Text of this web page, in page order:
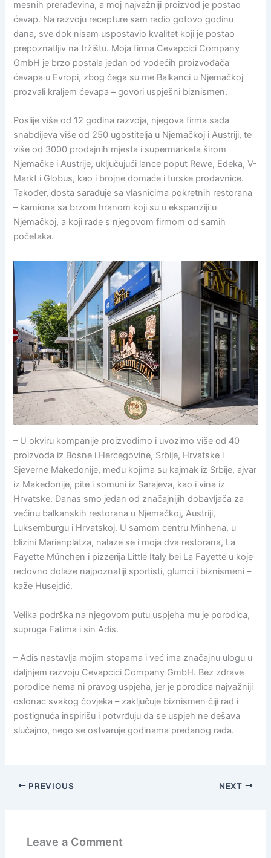
mesnih prerađevina, a moj najvažniji proizvod je postao
ćevap. Na razvoju recepture sam radio gotovo godinu
dana, sve dok nisam uspostavio kvalitet koji je postao
prepoznatljiv na tržištu. Moja firma Cevapcici Company
GmbH je brzo postala jedan od vodećih proizvođača
ćevapa u Evropi, zbog čega su me Balkanci u Njemačkoj
prozvali kraljem ćevapa – govori uspješni biznismen.
Poslije više od 12 godina razvoja, njegova firma sada
snabdijeva više od 250 ugostitelja u Njemačkoj i Austriji, te
više od 3000 prodajnih mjesta i supermarketa širom
Njemačke i Austrije, uključujući lance poput Rewe, Edeka, V-
Markt i Globus, kao i brojne domaće i turske prodavnice.
Također, dosta sarađuje sa vlasnicima pokretnih restorana
– kamiona sa brzom hranom koji su u ekspanziji u
Njemačkoj, a koji rade s njegovom firmom od samih
početaka.
– U okviru kompanije proizvodimo i uvozimo više od 40
proizvoda iz Bosne i Hercegovine, Srbije, Hrvatske i
Sjeverne Makedonije, među kojima su kajmak iz Srbije, ajvar
iz Makedonije, pite i somuni iz Sarajeva, kao i vina iz
Hrvatske. Danas smo jedan od značajnijih dobavljača za
većinu balkanskih restorana u Njemačkoj, Austriji,
Luksemburgu i Hrvatskoj. U samom centru Minhena, u
blizini Marienplatza, nalaze se i moja dva restorana, La
Fayette München i pizzerija Little Italy bei La Fayette u koje
redovno dolaze najpoznatiji sportisti, glumci i biznismeni –
kaže Husejdić.
Velika podrška na njegovom putu uspjeha mu je porodica,
supruga Fatima i sin Adis.
– Adis nastavlja mojim stopama i već ima značajnu ulogu u
daljnjem razvoju Cevapcici Company GmbH. Bez zdrave
porodice nema ni pravog uspjeha, jer je porodica najvažniji
oslonac svakog čovjeka – zaključuje biznismen čiji rad i
postignuća inspirišu i potvrđuju da se uspjeh ne dešava
slučajno, nego se ostvaruje godinama predanog rada.
PREVIOUS NEXT
Leave a Comment